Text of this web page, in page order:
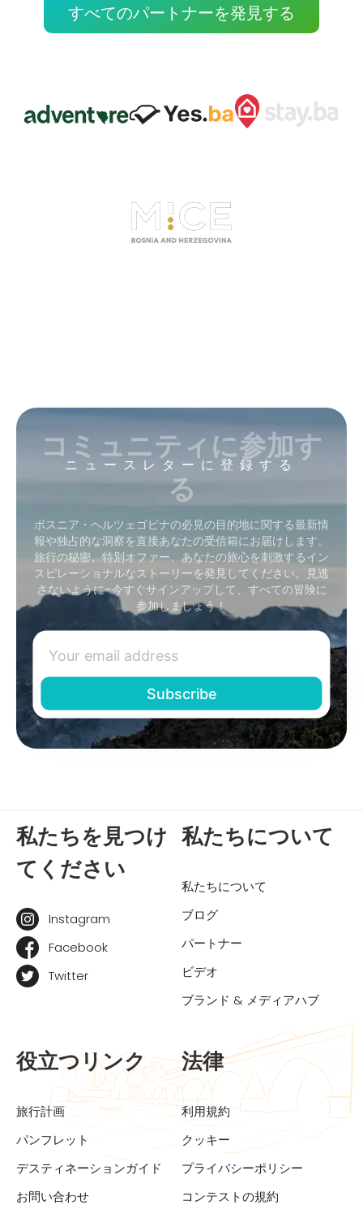
すべてのパートナーを発見する
ニュースレターに登録する
コミュニティに参加す
る
ボスニア・ヘルツェゴビナの必見の目的地に関する最新情
報や独占的な洞察を直接あなたの受信箱にお届けします。
旅行の秘密、特別オファー、あなたの旅心を刺激するイン
スピレーショナルなストーリーを発見してください。見逃
さないように–今すぐサインアップして、すべての冒険に
参加しましょう！
私たちを見つけ
てください
Instagram
Facebook
Twitter
私たちについて
私たちについて
ブログ
パートナー
ビデオ
ブランド & メディアハブ
役立つリンク
旅行計画
パンフレット
デスティネーションガイド
お問い合わせ
法律
利用規約
クッキー
プライバシーポリシー
コンテストの規約